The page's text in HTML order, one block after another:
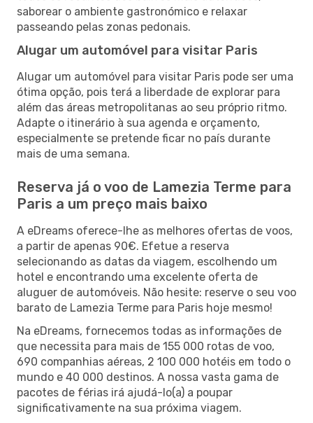
saborear o ambiente gastronómico e relaxar
passeando pelas zonas pedonais.
Alugar um automóvel para visitar Paris
Alugar um automóvel para visitar Paris pode ser uma
ótima opção, pois terá a liberdade de explorar para
além das áreas metropolitanas ao seu próprio ritmo.
Adapte o itinerário à sua agenda e orçamento,
especialmente se pretende ficar no país durante
mais de uma semana.
Reserva já o voo de Lamezia Terme para
Paris a um preço mais baixo
A eDreams oferece-lhe as melhores ofertas de voos,
a partir de apenas 90€. Efetue a reserva
selecionando as datas da viagem, escolhendo um
hotel e encontrando uma excelente oferta de
aluguer de automóveis. Não hesite: reserve o seu voo
barato de Lamezia Terme para Paris hoje mesmo!
Na eDreams, fornecemos todas as informações de
que necessita para mais de 155 000 rotas de voo,
690 companhias aéreas, 2 100 000 hotéis em todo o
mundo e 40 000 destinos. A nossa vasta gama de
pacotes de férias irá ajudá-lo(a) a poupar
significativamente na sua próxima viagem.